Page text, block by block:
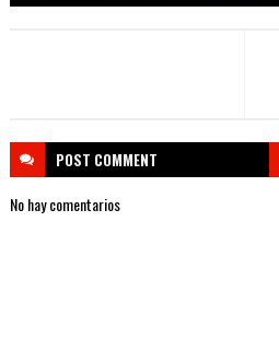
POST COMMENT
No hay comentarios